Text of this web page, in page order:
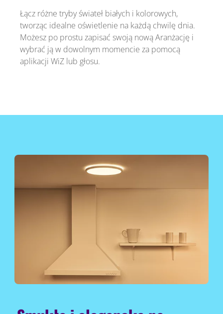
Łącz różne tryby świateł białych i kolorowych,
tworząc idealne oświetlenie na każdą chwilę dnia.
Możesz po prostu zapisać swoją nową Aranżację i
wybrać ją w dowolnym momencie za pomocą
aplikacji WiZ lub głosu.